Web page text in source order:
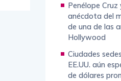
Penélope
anécdota del
de una de las
Hollywood
Ciudades
EE.UU. aún
de dólares